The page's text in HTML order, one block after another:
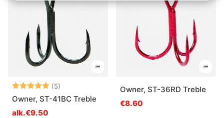
Arvio: (5)
5.0 5:sta tähdestä
Owner, ST-41BC Treble
alk.€9.50
Owner, ST-36RD Treble
€8.60